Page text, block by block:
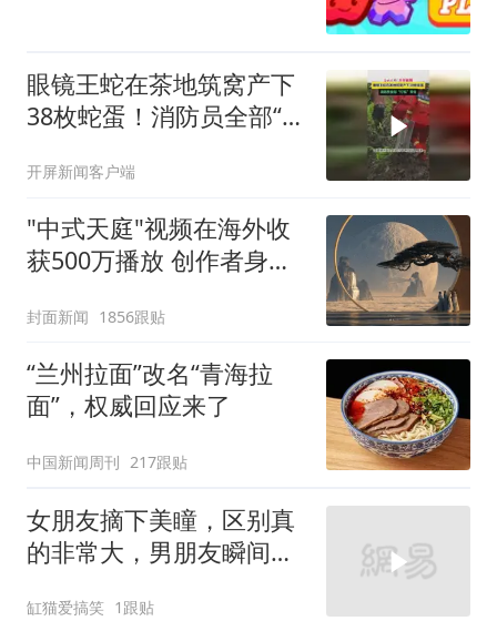
眼镜王蛇在茶地筑窝产下
38枚蛇蛋！消防员全部“打
开屏新闻客户端
"中式天庭"视频在海外收
获500万播放 创作者身份
封面新闻 1856跟贴
“兰州拉面”改名“青海拉
面”，权威回应来了
中国新闻周刊 217跟贴
女朋友摘下美瞳，区别真
的非常大，男朋友瞬间有
缸猫爱搞笑 1跟贴